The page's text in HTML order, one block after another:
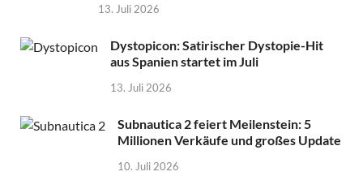
13. Juli 2026
Dystopicon: Satirischer Dystopie-Hit
aus Spanien startet im Juli
13. Juli 2026
Subnautica 2 feiert Meilenstein: 5
Millionen Verkäufe und großes Update
10. Juli 2026